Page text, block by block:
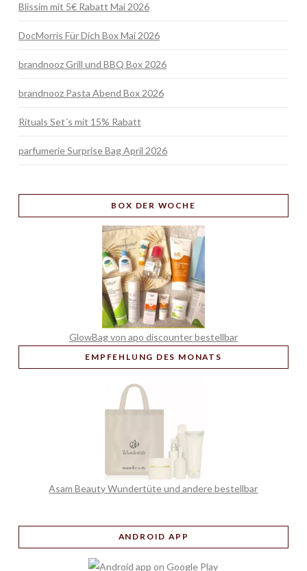
Blissim mit 5€ Rabatt Mai 2026
DocMorris Für Dich Box Mai 2026
brandnooz Grill und BBQ Box 2026
brandnooz Pasta Abend Box 2026
Rituals Set´s mit 15% Rabatt
parfumerie Surprise Bag April 2026
BOX DER WOCHE
GlowBag von apo discounter bestellbar
EMPFEHLUNG DES MONATS
Asam Beauty Wundertüte und andere bestellbar
ANDROID APP